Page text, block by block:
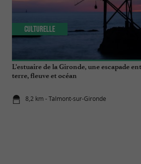
L’estuaire de la Gironde, une escapade
terre, fleuve et océan
8,2 km - Talmont-sur-Gironde
Culturelle